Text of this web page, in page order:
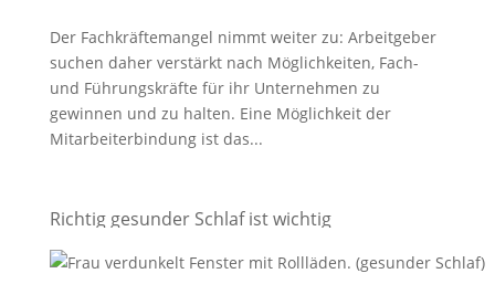
Der Fachkräftemangel nimmt weiter zu: Arbeitgeber
suchen daher verstärkt nach Möglichkeiten, Fach-
und Führungskräfte für ihr Unternehmen zu
gewinnen und zu halten. Eine Möglichkeit der
Mitarbeiterbindung ist das...
Richtig gesunder Schlaf ist wichtig